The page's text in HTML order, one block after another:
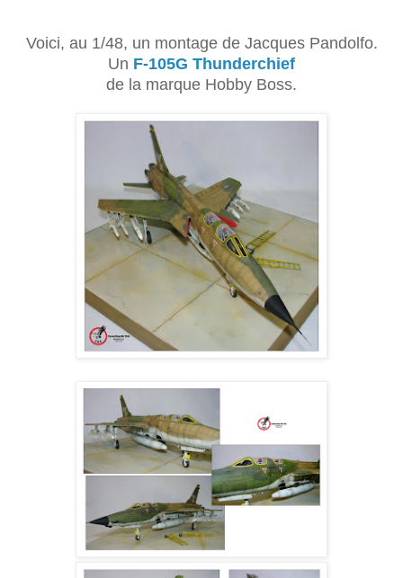
Voici, au 1/48, un montage de Jacques Pandolfo.
Un F-105G Thunderchief
de la marque Hobby Boss.